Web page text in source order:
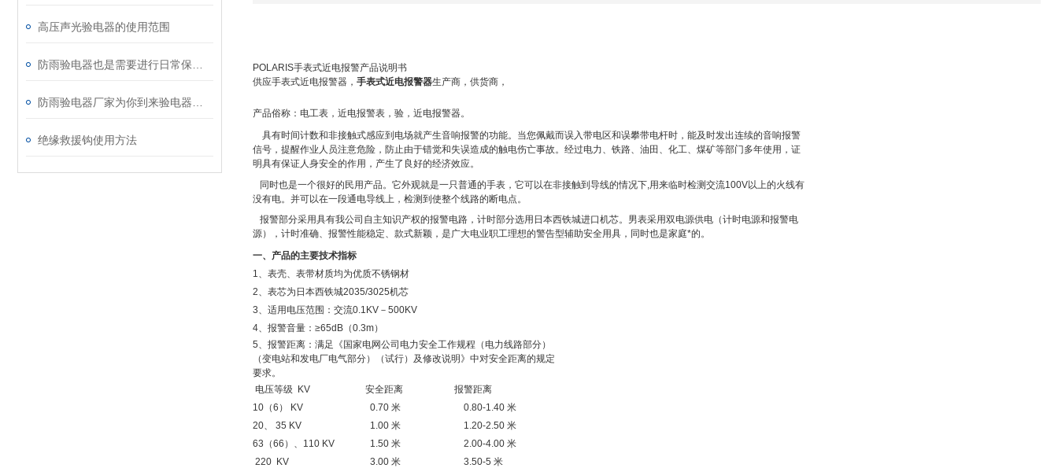
高压声光验电器的使用范围
绝缘救援钩使用方法
POLARIS手表式近电报警产品说明书
供应手表式近电报警器， 手表式近电报警器生产商，供货商，
产品俗称：电工表，近电报警表，验，近电报警器。
具有时间计数和非接触式感应到电场就产生音响报警的功能。当您佩戴而误入带电区和误攀带电杆时，能及时发出连续的音响报警
信号，提醒作业人员注意危险，防止由于错觉和失误造成的触电伤亡事故。经过电力、铁路、油田、化工、煤矿等部门多年使用，证
明具有保证人身安全的作用，产生了良好的经济效应。
同时也是一个很好的民用产品。它外观就是一只普通的手表，它可以在非接触到导线的情况下,用来临时检测交流100V以上的火线有
没有电。并可以在一段通电导线上，检测到使整个线路的断电点。
报警部分采用具有我公司自主知识产权的报警电路，计时部分选用日本西铁城进口机芯。男表采用双电源供电（计时电源和报警电
源），计时准确、报警性能稳定、款式新颖，是广大电业职工理想的警告型辅助安全用具，同时也是家庭*的。
一、产品的主要技术指标
1、表壳、表带材质均为优质不锈钢材
2、表芯为日本西铁城2035/3025机芯
3、适用电压范围：交流0.1KV－500KV
4、报警音量：≥65dB（0.3m）
5、报警距离：满足《国家电网公司电力安全工作规程（电力线路部分）
（变电站和发电厂电气部分）（试行）及修改说明》中对安全距离的规定
要求。
电压等级 KV
安全距离
报警距离
10（6） KV
0.70 米
0.80-1.40 米
20、 35 KV
1.00 米
1.20-2.50 米
63（66）、110 KV
1.50 米
2.00-4.00 米
220 KV
3.00 米 3.50-5 米